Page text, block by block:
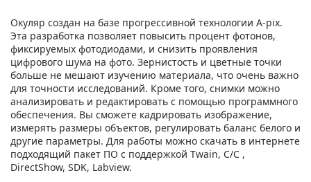
Окуляр создан на базе прогрессивной технологии А-pix.
Эта разработка позволяет повысить процент фотонов,
фиксируемых фотодиодами, и снизить проявления
цифрового шума на фото. Зернистость и цветные точки
больше не мешают изучению материала, что очень важно
для точности исследований. Кроме того, снимки можно
анализировать и редактировать с помощью программного
обеспечения. Вы сможете кадрировать изображение,
измерять размеры объектов, регулировать баланс белого и
другие параметры. Для работы можно скачать в интернете
подходящий пакет ПО с поддержкой Twain, C/C ,
DirectShow, SDK, Labview.